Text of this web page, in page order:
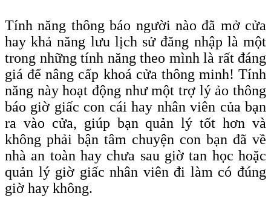
Tính năng thông báo người nào đã mở cửa
hay khả năng lưu lịch sử đăng nhập là một
trong những tính năng theo mình là rất đáng
giá để nâng cấp khoá cửa thông minh! Tính
năng này hoạt động như một trợ lý ảo thông
báo giờ giấc con cái hay nhân viên của bạn
ra vào cửa, giúp bạn quản lý tốt hơn và
không phải bận tâm chuyện con bạn đã về
nhà an toàn hay chưa sau giờ tan học hoặc
quản lý giờ giấc nhân viên đi làm có đúng
giờ hay không.